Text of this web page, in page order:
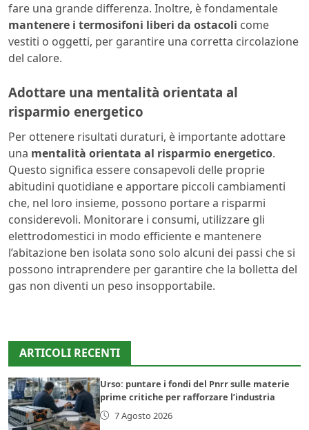
fare una grande differenza. Inoltre, è fondamentale
mantenere i termosifoni liberi da ostacoli come
vestiti o oggetti, per garantire una corretta circolazione
del calore.
Adottare una mentalità orientata al
risparmio energetico
Per ottenere risultati duraturi, è importante adottare
una mentalità orientata al risparmio energetico.
Questo significa essere consapevoli delle proprie
abitudini quotidiane e apportare piccoli cambiamenti
che, nel loro insieme, possono portare a risparmi
considerevoli. Monitorare i consumi, utilizzare gli
elettrodomestici in modo efficiente e mantenere
l’abitazione ben isolata sono solo alcuni dei passi che si
possono intraprendere per garantire che la bolletta del
gas non diventi un peso insopportabile.
ARTICOLI RECENTI
Urso: puntare i fondi del Pnrr sulle materie
prime critiche per rafforzare l’industria
7 Agosto 2026